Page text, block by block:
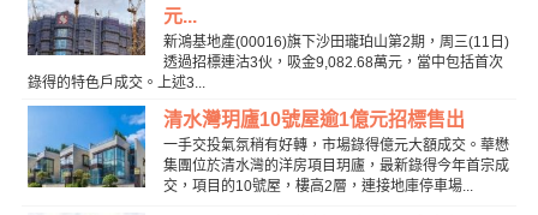
元...
新鴻基地產(00016)旗下沙田瓏珀山第2期，周三(11日)
透過招標連沽3伙，吸金9,082.68萬元，當中包括首次
錄得的特色戶成交。上述3...
清水灣玥廬10號屋逾1億元招標售出
一手交投氣氛稍有好轉，市場錄得億元大額成交。華懋
集團位於清水灣的洋房項目玥廬，最新錄得今年首宗成
交，項目的10號屋，樓高2層，連接地庫停車場...